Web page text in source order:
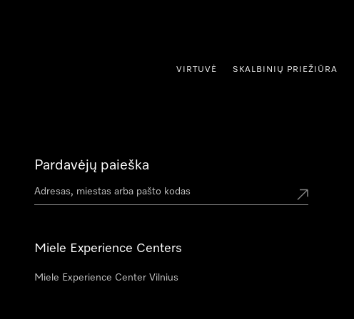
VIRTUVĖ SKALBINIŲ PRIEŽIŪRA
Pardavėjų paieška
Miele Experience Centers
Miele Experience Center Vilnius